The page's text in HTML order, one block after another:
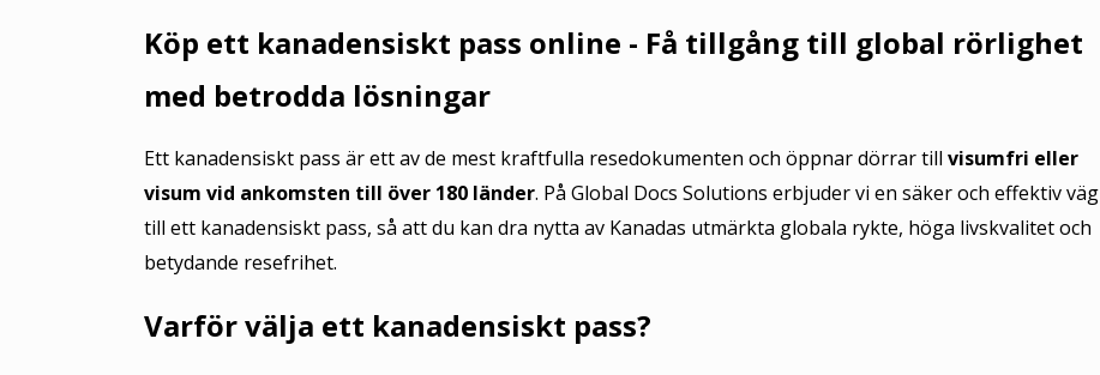
Köp ett kanadensiskt pass online - Få tillgång till global rörlighet
med betrodda lösningar
Ett kanadensiskt pass är ett av de mest kraftfulla resedokumenten och öppnar dörrar till visumfri eller
visum vid ankomsten till över 180 länder. På Global Docs Solutions erbjuder vi en säker och effektiv väg
till ett kanadensiskt pass, så att du kan dra nytta av Kanadas utmärkta globala rykte, höga livskvalitet och
betydande resefrihet.
Varför välja ett kanadensiskt pass?